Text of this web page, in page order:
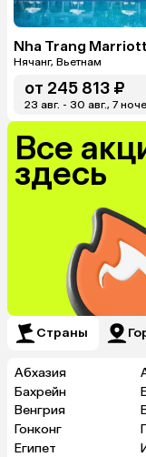
Нячанг, Вьетнам
от 245 813 ₽
23 авг. - 30 авг., 7
Все
здесь
Страны
Абхазия
Бахрейн
Венгрия
Гонконг
Египет